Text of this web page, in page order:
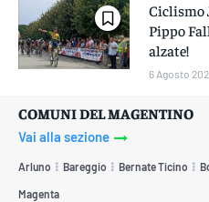
Ciclismo
Pippo
alzate!
6 Agosto
COMUNI DEL MAGENTINO
Vai alla sezione
Arluno Bareggio Bernate Ticino
Magenta